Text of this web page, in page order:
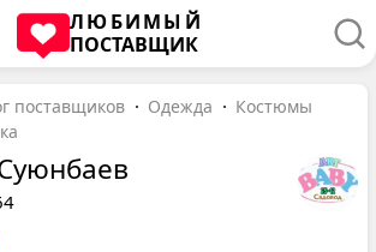
ЛЮБИМЫЙ
ПОСТАВЩИК
поставщиков Одежда
Костюмы